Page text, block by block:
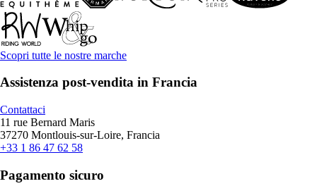
Scopri tutte le nostre marche
Assistenza post-vendita in Francia
Contattaci
11 rue Bernard Maris
37270 Montlouis-sur-Loire, Francia
+33 1 86 47 62 58
Pagamento sicuro